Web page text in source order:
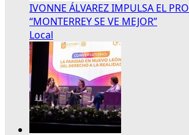
IVONNE ÁLVAREZ IMPULSA EL
“MONTERREY SE VE MEJOR”
Local